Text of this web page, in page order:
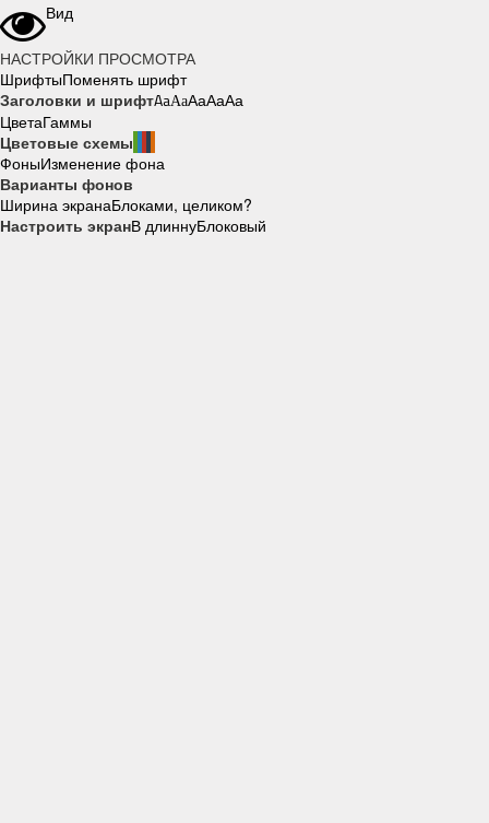
Вид
НАСТРОЙКИ ПРОСМОТРА
ШрифтыПоменять шрифт
Заголовки и шрифтAaAaAaAaAa
ЦветаГаммы
Цветовые схемы
ФоныИзменение фона
Варианты фонов
Ширина экранаБлоками, целиком?
Настроить экранВ длиннуБлоковый